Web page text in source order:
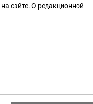
на сайте. О редакционной